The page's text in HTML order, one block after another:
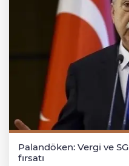
Palandöken: Vergi ve
fırsatı